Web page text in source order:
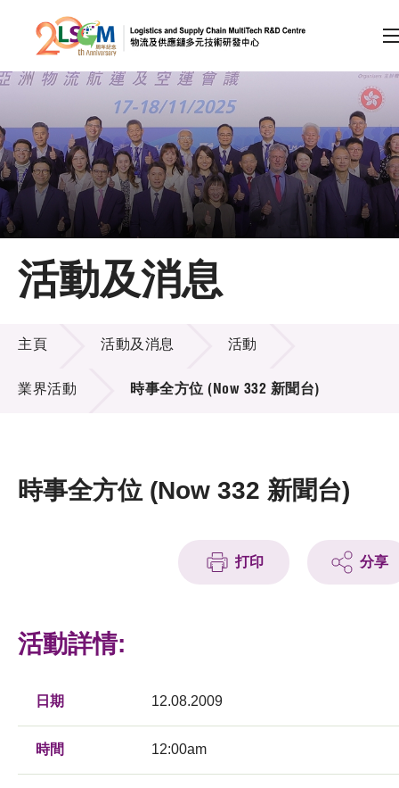
跳到內容（按回車鍵）
會員登入
A A EN 繁 简
主頁
關於LSCM
技術商品化
項目及資助計劃
活動及消息
科技分享
活動及消息
活動及消息
主頁 活動及消息 活動
業界活動 時事全方位 (Now 332 新聞台)
時事全方位 (Now 332 新聞台)
打印 分享
活動詳情:
日期 12.08.2009
時間 12:00am